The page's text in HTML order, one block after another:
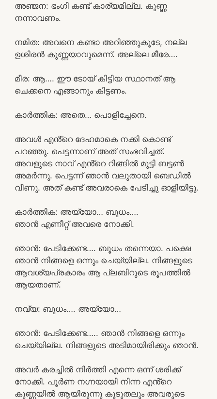
അഞ്ജന: ഭംഗി കണ്ട് കാര്യമില്ല. കുണ്ണ
നന്നാവണം.
നമിത: അവനെ കണ്ടാ അറിഞ്ഞുകൂടേ, നല്ല
ഉശിരൻ കുണ്ണയാവുമെന്ന്. അല്ലെ മീരേ….
മീര: ആ…. ഈ ടോയ് കിട്ടിയ സ്ഥാനത് ആ
ചെക്കനെ എങ്ങാനും കിട്ടണം.
കാർത്തിക: അതെ… പൊളിച്ചേനെ.
അവൾ എൻ്റെ ദേഹമാകെ നക്കി കൊണ്ട്
പറഞ്ഞു. പെട്ടന്നാണ് അത് സംഭവിച്ചത്.
അവളുടെ നാവ് എൻ്റെ റിങ്ങിൽ മുട്ടി ബട്ടൺ
അമർന്നു. പെട്ടന്ന് ഞാൻ വലുതായി ബെഡിൽ
വീണു. അത് കണ്ട് അവരാകെ പേടിച്ചു ഓളിയിട്ടു.
കാർത്തിക: അയ്യോ… ബൂധം….
ഞാൻ എണീറ്റ് അവരെ നോക്കി.
ഞാൻ: പേടിക്കേണ്ട…. ബൂധം തന്നെയാ. പക്ഷെ
ഞാൻ നിങ്ങളെ ഒന്നും ചെയ്യില്ല. നിങ്ങളുടെ
ആവശ്യപ്രകാരം ആ പ്ലബിറുടെ രൂപത്തിൽ
ആയതാണ്.
നവ്യ: ബൂധം…. അയ്യോ…
ഞാൻ: പേടിക്കേണ്ട….. ഞാൻ നിങ്ങളെ ഒന്നും
ചെയ്യില്ല. നിങ്ങളുടെ അടിമായിരിക്കും ഞാൻ.
അവർ കരച്ചിൽ നിർത്തി എന്നെ ഒന്ന് ശരിക്ക്
നോക്കി. പൂർണ നഗ്നയായി നിന്ന എൻ്റെ
കുണ്ണയിൽ ആയിരുന്നു കൂടുതലും അവരുടെ